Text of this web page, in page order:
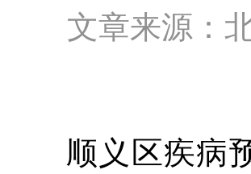
文章来源
顺义区疾病